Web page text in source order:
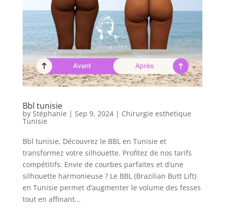
Obésité
Nos
chirurgiens
FAQ
Services
Nos
cliniques
Nos
articles
Bbl tunisie
by Stéphanie | Sep 9, 2024| Chirurgie esthetique
Tunisie
Bbl tunisie, Découvrez le BBL en Tunisie et
transformez votre silhouette. Profitez de nos tarifs
compétitifs. Envie de courbes parfaites et d’une
silhouette harmonieuse ? Le BBL (Brazilian Butt Lift)
en Tunisie permet d’augmenter le volume des fesses
tout en affinant...